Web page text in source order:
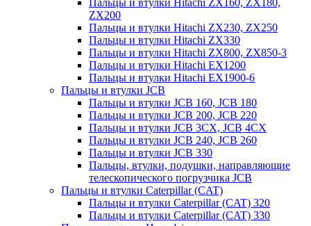
ZX200
Пальцы и втулки Hitachi ZX230, ZX250
Пальцы и втулки Hitachi ZX330
Пальцы и втулки Hitachi ZX800, ZX850-3
Пальцы и втулки Hitachi EX1200
Пальцы и втулки Hitachi EX1900-6
Пальцы и втулки JCB
Пальцы и втулки JCB 160, JCB 180
Пальцы и втулки JCB 200, JCB 220
Пальцы и втулки JCB 3CX, JCB 4CX
Пальцы и втулки JCB 240, JCB 260
Пальцы и втулки JCB 330
Пальцы, втулки, подушки, направляющие
телескопического погрузчика JCB
Пальцы и втулки Caterpillar (CAT)
Пальцы и втулки Caterpillar (CAT) 320
Пальцы и втулки Caterpillar (CAT) 330